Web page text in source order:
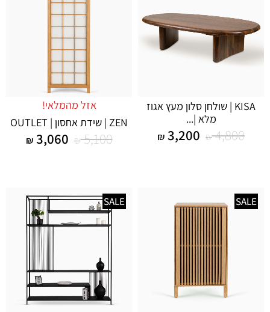
KISA | שולחן סלון מעץ אגוז
מלא |...
₪4,800
₪ 3,200
אזל מהמלאי!
ZEN | שידת אחסון | OUTLET
₪5,100
₪3,060
SALE
SALE